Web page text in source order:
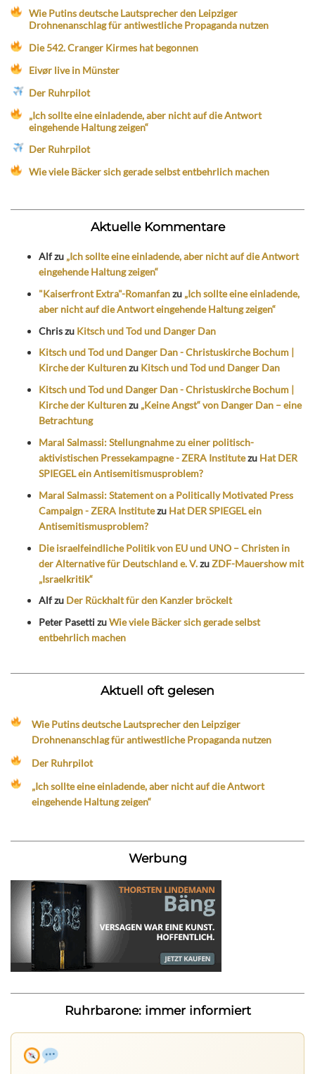
Wie Putins deutsche Lautsprecher den Leipziger
Drohnenanschlag für antiwestliche Propaganda nutzen
Die 542. Cranger Kirmes hat begonnen
Eivør live in Münster
Der Ruhrpilot
„Ich sollte eine einladende, aber nicht auf die Antwort
eingehende Haltung zeigen“
Der Ruhrpilot
Wie viele Bäcker sich gerade selbst entbehrlich machen
Aktuelle Kommentare
Alfzu „Ich sollte eine einladende, aber nicht auf die Antwort
eingehende Haltung zeigen“
"Kaiserfront Extra"-Romanfanzu „Ich sollte eine einladende,
aber nicht auf die Antwort eingehende Haltung zeigen“
Chriszu Kitsch und Tod und Danger Dan
Kitsch und Tod und Danger Dan - Christuskirche Bochum |
Kirche der Kulturenzu Kitsch und Tod und Danger Dan
Kitsch und Tod und Danger Dan - Christuskirche Bochum |
Kirche der Kulturenzu „Keine Angst“ von Danger Dan – eine
Betrachtung
Maral Salmassi: Stellungnahme zu einer politisch-
aktivistischen Pressekampagne - ZERA Institutezu Hat DER
SPIEGEL ein Antisemitismusproblem?
Maral Salmassi: Statement on a Politically Motivated Press
Campaign - ZERA Institutezu Hat DER SPIEGEL ein
Antisemitismusproblem?
Die israelfeindliche Politik von EU und UNO – Christen in
der Alternative für Deutschland e. V.zuZDF-Mauershow mit
„Israelkritik“
Alfzu Der Rückhalt für den Kanzler bröckelt
Peter PasettizuWie viele Bäcker sich gerade selbst
entbehrlich machen
Aktuell oft gelesen
Wie Putins deutsche Lautsprecher den Leipziger
Drohnenanschlag für antiwestliche Propaganda nutzen
Der Ruhrpilot
„Ich sollte eine einladende, aber nicht auf die Antwort
eingehende Haltung zeigen“
Werbung
Ruhrbarone: immer informiert